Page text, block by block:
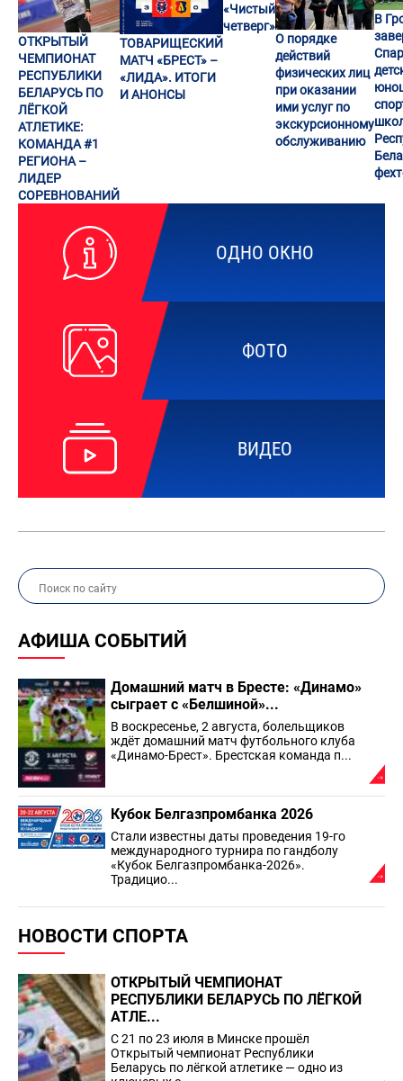
ОДНО ОКНО
ФОТО
ВИДЕО
АФИША СОБЫТИЙ
Домашний матч в Бресте: «Динамо»
сыграет с «Белшиной»...
В воскресенье, 2 августа, болельщиков
ждёт домашний матч футбольного клуба
«Динамо-Брест». Брестская команда п...
Кубок Белгазпромбанка 2026
Стали известны даты проведения 19-го
международного турнира по гандболу
«Кубок Белгазпромбанка-2026».
Традицио...
НОВОСТИ СПОРТА
ОТКРЫТЫЙ ЧЕМПИОНАТ
РЕСПУБЛИКИ БЕЛАРУСЬ ПО ЛЁГКОЙ
АТЛЕ...
С 21 по 23 июля в Минске прошёл
Открытый чемпионат Республики
Беларусь по лёгкой атлетике — одно из
ОТКРЫТЫЙ
ЧЕМПИОНАТ
РЕСПУБЛИКИ
БЕЛАРУСЬ ПО
ЛЁГКОЙ
АТЛЕТИКЕ:
КОМАНДА #1
РЕГИОНА –
ЛИДЕР
СОРЕВНОВАНИЙ
ТОВАРИЩЕСКИЙ
МАТЧ «БРЕСТ» –
«ЛИДА». ИТОГИ
И АНОНСЫ
«Чистый
четверг»
О порядке
действий
физических лиц
при оказании
ими услуг по
экскурсионному
обслуживанию
В